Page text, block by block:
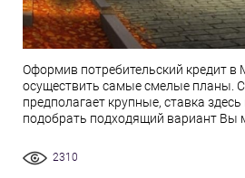
Оформив потребительский кредит
осуществить самые смелые планы.
предполагает крупные, ставка
подобрать подходящий вариант Вы
2310